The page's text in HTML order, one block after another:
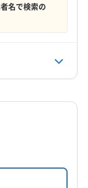
名で検索の